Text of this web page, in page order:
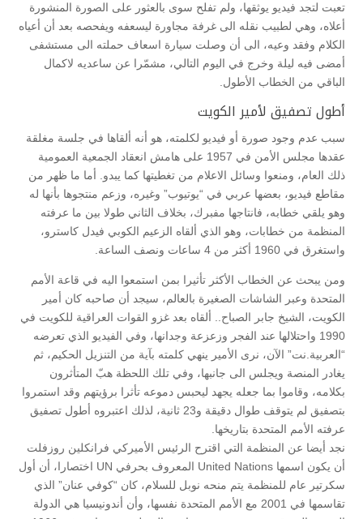
تعبت لتجد فيديو يوثقها، ولم تفلح سوى بالعثور على الصورة المنشورة
أعلاه، وهي لطبيب نقله الى غرفة مجاورة ليسعفه ويفحصه بعد أن أعياه
الكلام وفقد وعيه، الى أن وصلت سيارة اسعاف حملته الى مستشفى
أمضى فيه ليلة وخرج في اليوم التالي، مشمّرا عن ساعديه لاكمال
الباقي من الخطاب الأطول.
أطول تصفيق لأمير الكويت
سبب عدم وجود صورة أو فيديو لكلمته، هو أنه ألقاها في جلسة مغلقة
عقدها مجلس الأمن في 1957 على هامش انعقاد الجمعية العمومية
ذلك العام، ومنعوا وسائل الاعلام من تغطيتها كما يبدو. أما ما ظهر من
مقاطع فيديو، بعضها عربي في “يوتيوب” وغيره، وزعم منتجوها بأنها له
وهو يلقي خطابه، فانتاجها مفبرك، بخلاف الثاني طولا بين ما عرفته
المنظمة من خطابات، وهو الذي ألقاه الزعيم الكوبي فيدل كاسترو،
واستغرق في 1960 أكثر من 4 ساعات ونصف الساعة.
ومن يبحث عن الخطاب الأكثر تأثيرا بمن استمعوا اليه في قاعة الأمم
المتحدة وعبر الشاشات الصغيرة بالعالم، سيجد أن صاحبه كان أمير
الكويت، الشيخ جابر الصباح.. ألقاه بعد غزو القوات العراقية للكويت في
1990 واحتلالها عند الفجر وزعزعة وجدانها، وفي الفيديو الذي تعرضه
“العربية.نت” الآن، نرى الأمير ينهي كلمته بآية من التنزيل الحكيم، ثم
يغادر المنصة ويجلس الى جانبها، وفي تلك اللحظة هبّ المتأثرون
بكلامه، وقاموا بما جعله يجهد ليحبس دموعه تأثرا برؤيتهم وقد استمروا
بتصفيق لم يتوقف طوال دقيقة و23 ثانية، لذلك اعتبروه أطول تصفيق
عرفته الأمم المتحدة بتاريخها.
نجد أيضا عن المنظمة التي اقترح الرئيس الأميركي فرانكلين روزفلت
أن يكون اسمها United Nations المعروف بحرفي UN اختصارا، أن أول
سكرتير عام للمنظمة يتم منحه نوبل للسلام، كان “كوفي عنان” الذي
تقاسمها في 2001 مع الأمم المتحدة نفسها، وأن أندونيسيا هي الدولة